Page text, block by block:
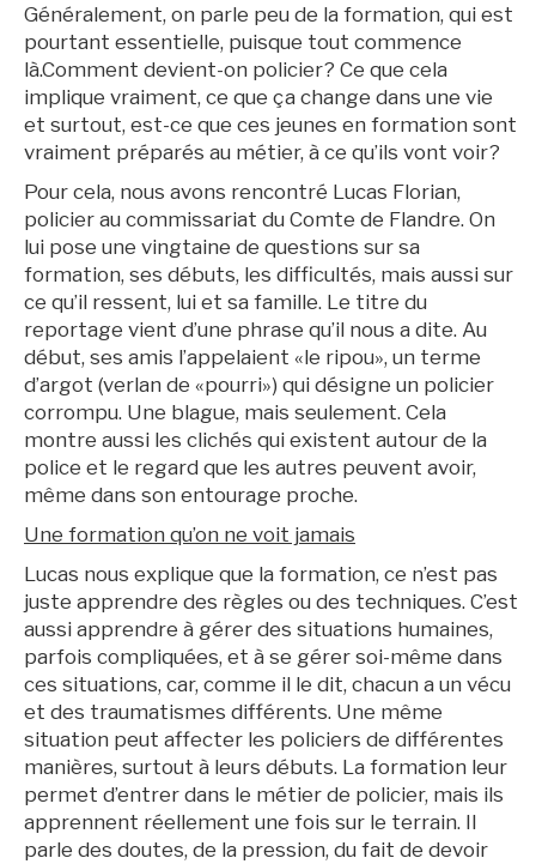
Généralement, on parle peu de la formation, qui est
pourtant essentielle, puisque tout commence
là.Comment devient-on policier? Ce que cela
implique vraiment, ce que ça change dans une vie
et surtout, est-ce que ces jeunes en formation sont
vraiment préparés au métier, à ce qu’ils vont voir?
Pour cela, nous avons rencontré Lucas Florian,
policier au commissariat du Comte de Flandre. On
lui pose une vingtaine de questions sur sa
formation, ses débuts, les difficultés, mais aussi sur
ce qu’il ressent, lui et sa famille. Le titre du
reportage vient d’une phrase qu’il nous a dite. Au
début, ses amis l’appelaient «le ripou», un terme
d’argot (verlan de «pourri») qui désigne un policier
corrompu. Une blague, mais seulement. Cela
montre aussi les clichés qui existent autour de la
police et le regard que les autres peuvent avoir,
même dans son entourage proche.
Une formation qu’on ne voit jamais
Lucas nous explique que la formation, ce n’est pas
juste apprendre des règles ou des techniques. C’est
aussi apprendre à gérer des situations humaines,
parfois compliquées, et à se gérer soi-même dans
ces situations, car, comme il le dit, chacun a un vécu
et des traumatismes différents. Une même
situation peut affecter les policiers de différentes
manières, surtout à leurs débuts. La formation leur
permet d’entrer dans le métier de policier, mais ils
apprennent réellement une fois sur le terrain. Il
parle des doutes, de la pression, du fait de devoir